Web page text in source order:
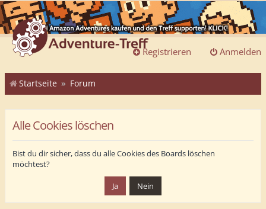
Anmelden
Registrieren
Startseite Forum
Alle Cookies löschen
Bist du dir sicher, dass du alle Cookies des Boards löschen
möchtest?